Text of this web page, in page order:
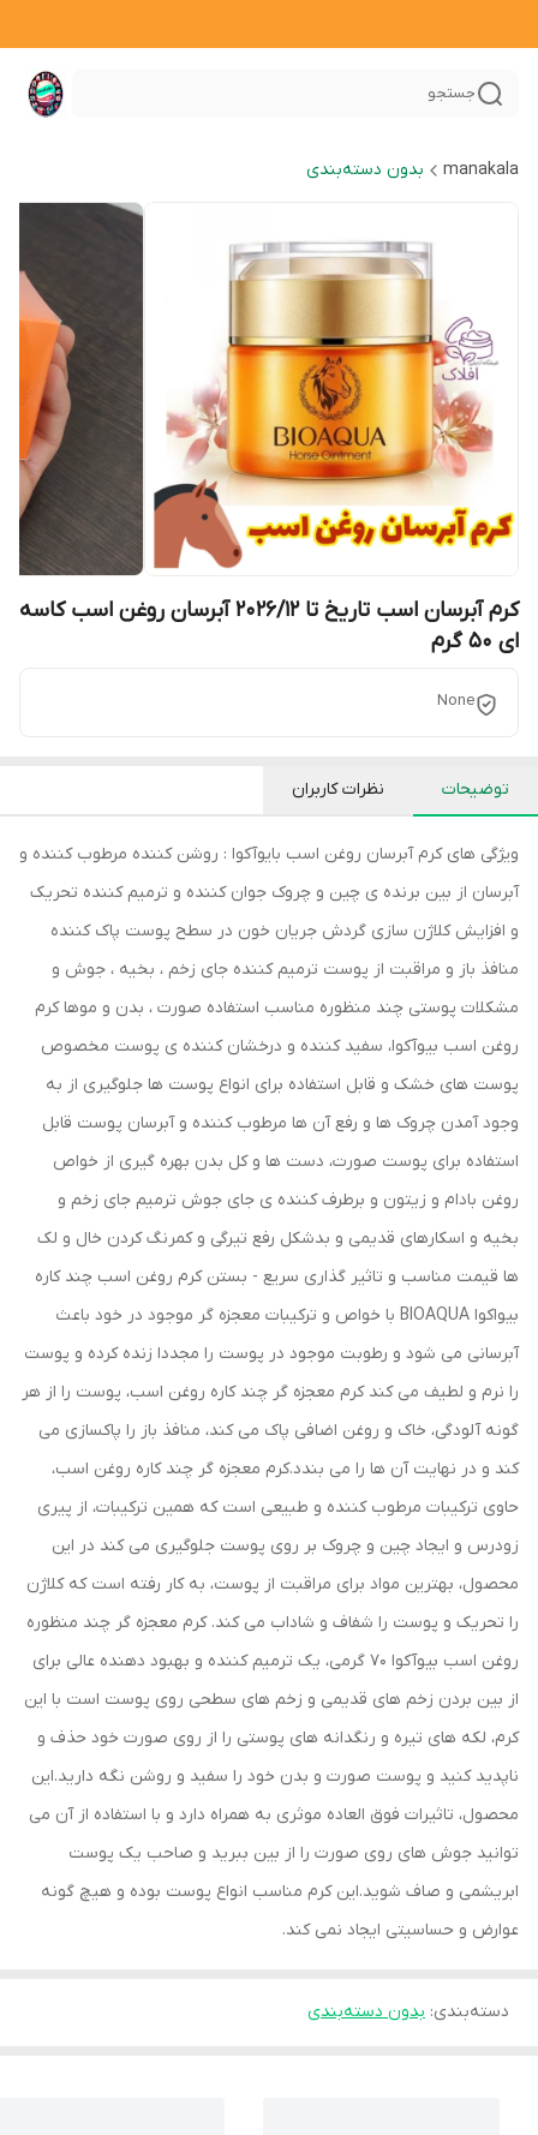
جستجو
manakala بدون دسته‌بندی
کرم آبرسان اسب تاریخ تا 2026/12 آبرسان روغن اسب کاسه
ای 50 گرم
None
توضیحات نظرات کاربران
ویژگی های کرم آبرسان روغن اسب بایوآکوا : روشن کننده مرطوب کننده و
آبرسان از بین برنده ی چین و چروک جوان کننده و ترمیم کننده تحریک
و افزایش کلاژن سازی گردش جریان خون در سطح پوست پاک کننده
منافذ باز و مراقبت از پوست ترمیم کننده جای زخم ، بخیه ، جوش و
مشکلات پوستی چند منظوره مناسب استفاده صورت ، بدن و موها کرم
روغن اسب بیوآکوا، سفید کننده و درخشان کننده ی پوست مخصوص
پوست های خشک و قابل استفاده برای انواع پوست ها جلوگیری از به
وجود آمدن چروک ها و رفع آن ها مرطوب کننده و آبرسان پوست قابل
استفاده برای پوست صورت، دست ها و کل بدن بهره گیری از خواص
روغن بادام و زیتون و برطرف کننده ی جای جوش ترمیم جای زخم و
بخیه و اسکارهای قدیمی و بدشکل رفع تیرگی و کمرنگ کردن خال و لک
ها قیمت مناسب و تاثیر گذاری سریع - بستن کرم روغن اسب چند کاره
بیواکوا BIOAQUA با خواص و ترکیبات معجزه گر موجود در خود باعث
آبرسانی می شود و رطوبت موجود در پوست را مجددا زنده کرده و پوست
را نرم و لطیف می کند کرم معجزه گر چند کاره روغن اسب، پوست را از هر
گونه آلودگی، خاک و روغن اضافی پاک می کند، منافذ باز را پاکسازی می
کند و در نهایت آن ها را می بندد.کرم معجزه گر چند کاره روغن اسب،
حاوی ترکیبات مرطوب کننده و طبیعی است که همین ترکیبات، از پیری
زودرس و ایجاد چین و چروک بر روی پوست جلوگیری می کند در این
محصول، بهترین مواد برای مراقبت از پوست، به کار رفته است که کلاژن
را تحریک و پوست را شفاف و شاداب می کند. کرم معجزه گر چند منظوره
روغن اسب بیوآکوا 70 گرمی، یک ترمیم کننده و بهبود دهنده عالی برای
از بین بردن زخم های قدیمی و زخم های سطحی روی پوست است با این
کرم، لکه های تیره و رنگدانه های پوستی را از روی صورت خود حذف و
ناپدید کنید و پوست صورت و بدن خود را سفید و روشن نگه دارید.این
محصول، تاثیرات فوق العاده موثری به همراه دارد و با استفاده از آن می
توانید جوش های روی صورت را از بین ببرید و صاحب یک پوست
ابریشمی و صاف شوید.این کرم مناسب انواع پوست بوده و هیچ گونه
عوارض و حساسیتی ایجاد نمی کند.
دسته‌بندی: بدون دسته‌بندی